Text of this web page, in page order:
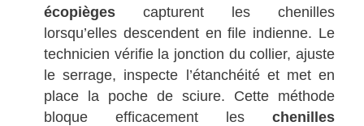
écopièges capturent les chenilles
lorsqu’elles descendent en file indienne. Le
technicien vérifie la jonction du collier, ajuste
le serrage, inspecte l’étanchéité et met en
place la poche de sciure. Cette méthode
bloque efficacement les chenilles